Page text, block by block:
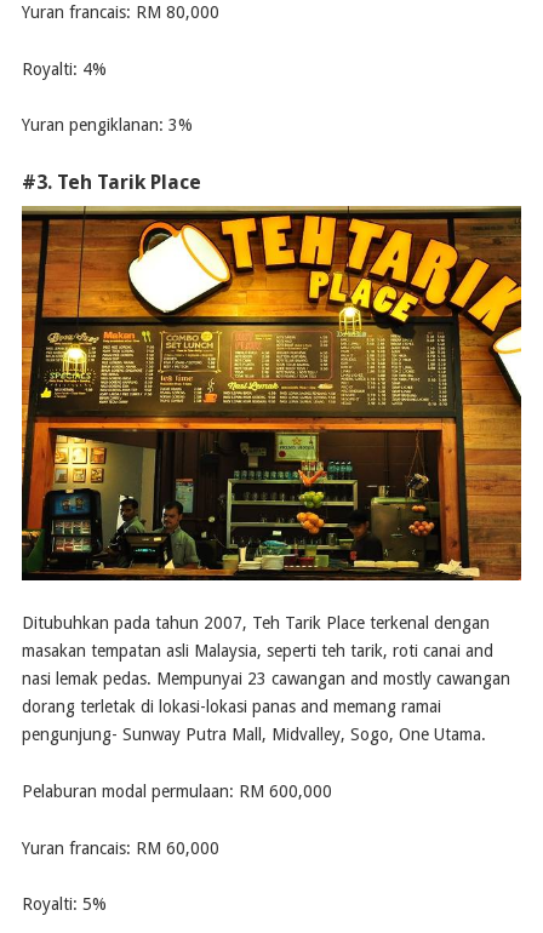
Yuran francais: RM 80,000
Royalti: 4%
Yuran pengiklanan: 3%
#3. Teh Tarik Place
Ditubuhkan pada tahun 2007, Teh Tarik Place terkenal dengan
masakan tempatan asli Malaysia, seperti teh tarik, roti canai and
nasi lemak pedas. Mempunyai 23 cawangan and mostly cawangan
dorang terletak di lokasi-lokasi panas and memang ramai
pengunjung- Sunway Putra Mall, Midvalley, Sogo, One Utama.
Pelaburan modal permulaan: RM 600,000
Yuran francais: RM 60,000
Royalti: 5%